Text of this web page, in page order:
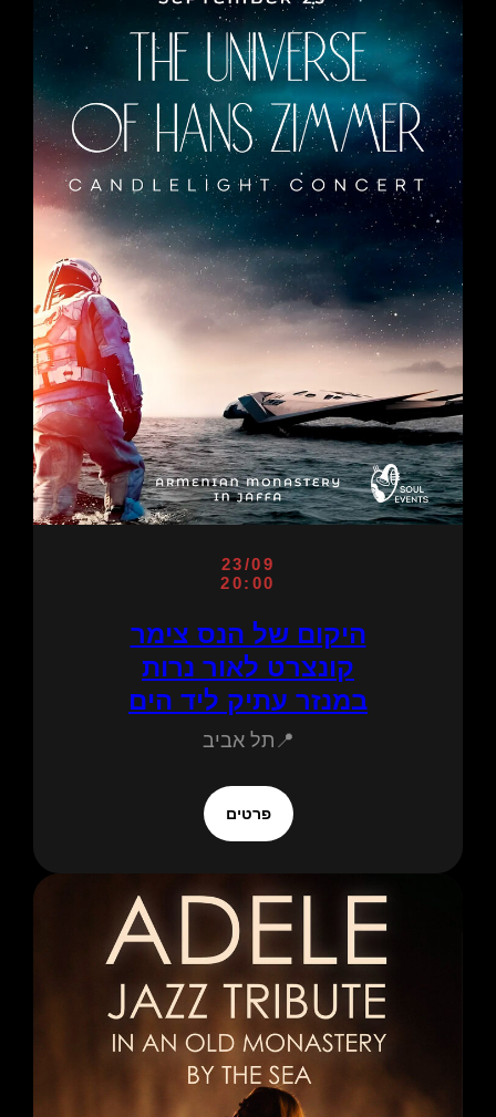
23/09
20:00
היקום של הנס צימר
קונצרט לאור נרות
במנזר עתיק ליד הים
📍תל אביב
פרטים